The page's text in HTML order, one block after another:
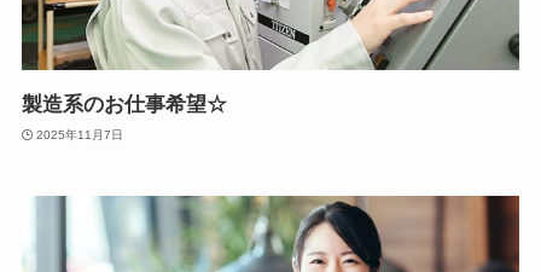
製造系のお仕事希望☆
2025年11月7日